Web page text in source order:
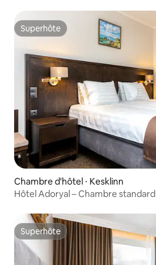
Superhôte
Superhôte
Chambre d'hôtel ⋅ Kesklinn
Hôtel Adoryal – Chambre standard
Superhôte
Superhôte